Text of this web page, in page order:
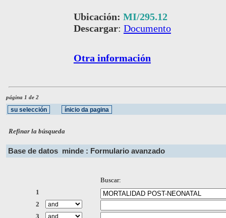
Ubicación: MI/295.12
Descargar: Documento
Otra información
página 1 de 2
Refinar la búsqueda
Base de datos minde : Formulario avanzado
Buscar:
1
2
3